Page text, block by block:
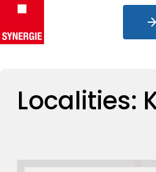
Localities: